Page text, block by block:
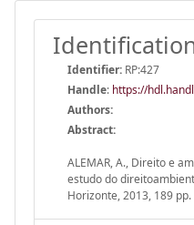
Identifier: RP:427
Handle: https://
Authors:
Abstract:
ALEMAR, A., Direito e
estudo do
Horizonte, 2013, 189 pp.